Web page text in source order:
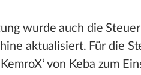
wurde auch die
aktualisiert. Für die
von Keba zum